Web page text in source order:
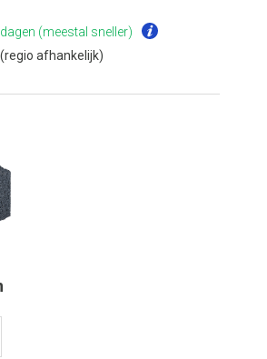
(meestal sneller)
afhankelijk)